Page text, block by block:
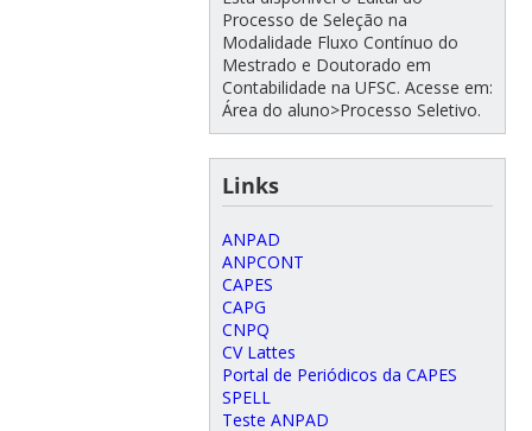
Processo de Seleção na
Modalidade Fluxo Contínuo do
Mestrado e Doutorado em
Contabilidade na UFSC. Acesse em:
Área do aluno>Processo Seletivo.
Links
ANPAD
ANPCONT
CAPES
CAPG
CNPQ
CV Lattes
Portal de Periódicos da CAPES
SPELL
Teste ANPAD